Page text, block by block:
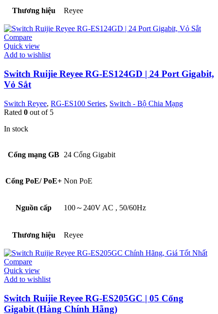
Thương hiệu Reyee
Compare
Quick view
Add to wishlist
Switch Ruijie Reyee RG-ES124GD | 24 Port Gigabit,
Vỏ Sắt
Switch Reyee, RG-ES100 Series, Switch - Bộ Chia Mạng
Rated 0 out of 5
In stock
Cổng mạng GB 24 Cổng Gigabit
Cổng PoE/ PoE+ Non PoE
Nguồn cấp 100～240V AC , 50/60Hz
Thương hiệu Reyee
Compare
Quick view
Add to wishlist
Switch Ruijie Reyee RG-ES205GC | 05 Cổng
Gigabit (Hàng Chính Hãng)